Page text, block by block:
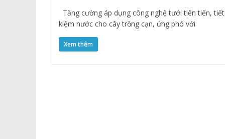
Tăng cường áp dụng công nghệ tưới tiên tiến, tiết
kiệm nước cho cây trồng cạn, ứng phó với
Xem thêm